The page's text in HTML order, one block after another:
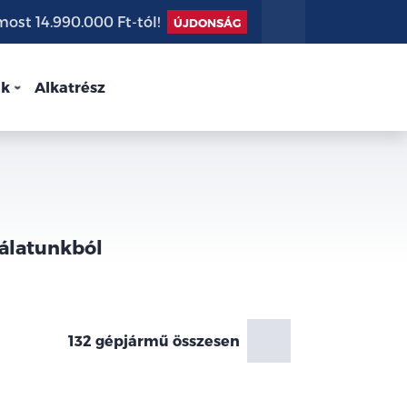
14.990.000 Ft-tól! ÚJDONSÁG
Alkatrész
132 gépjármű összesen